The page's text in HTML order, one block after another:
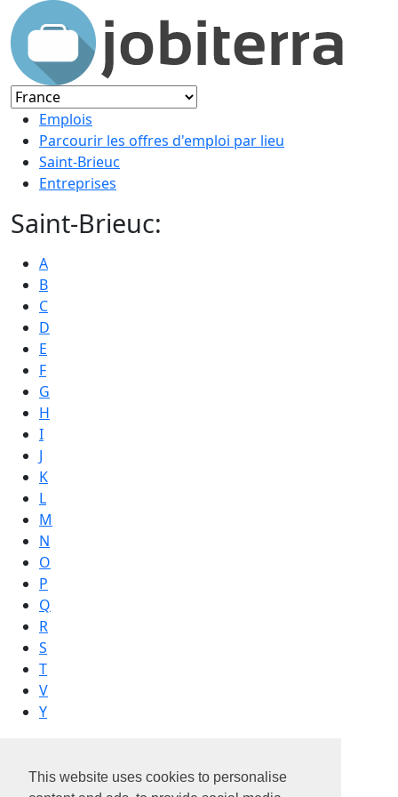
This website uses cookies to personalise
Emplois
Parcourir les offres d'emploi par lieu
Saint-Brieuc
Entreprises
Saint-Brieuc:
A
B
C
D
E
F
G
H
I
J
K
L
M
N
O
P
Q
R
S
T
V
Y
NESTENN